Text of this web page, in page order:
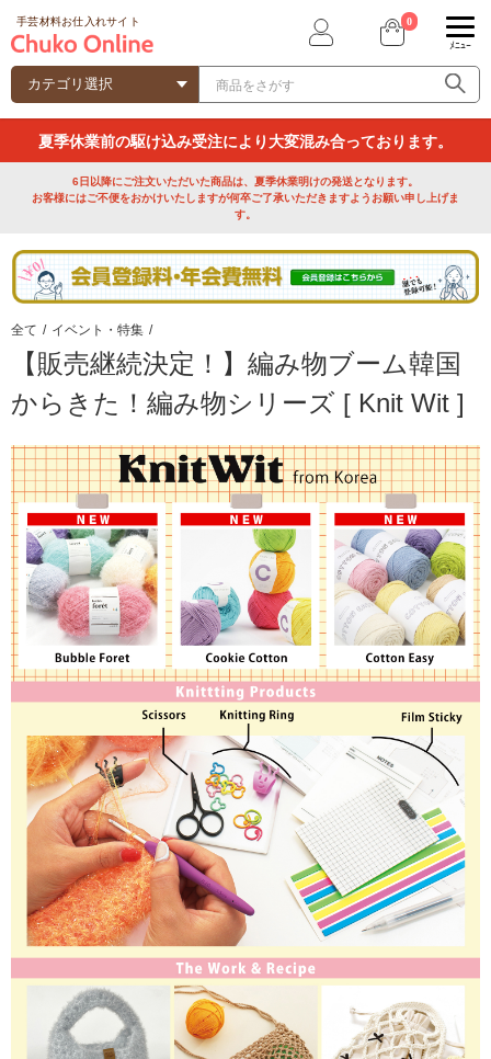
手芸材料お仕入れサイト 0
ﾒﾆｭｰ
夏季休業前の駆け込み受注により大変混み合っております。
6日以降にご注文いただいた商品は、夏季休業明けの発送となります。
お客様にはご不便をおかけいたしますが何卒ご了承いただきますようお願い申し上げま
す。
全て / イベント・特集 /
【販売継続決定！】編み物ブーム韓国
からきた！編み物シリーズ [ Knit Wit ]